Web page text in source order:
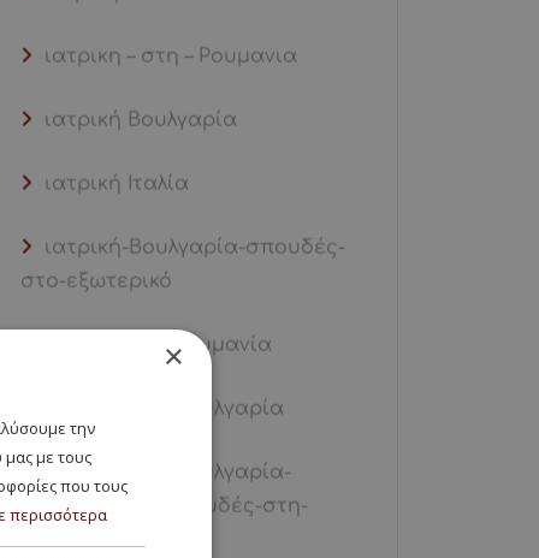
ιατρικη – στη – Ρουμανια
ιατρική Βουλγαρία
ιατρική Ιταλία
ιατρική-Βουλγαρία-σπουδές-
στο-εξωτερικό
ιατρική-στη Ρουμανία
ιατρική-στη-Βουλγαρία
ιατρική-στη-Βουλγαρία-
εισαγωγή 100-σπουδές-στη-
×
την
μας με τους
που τους
περισσότερα